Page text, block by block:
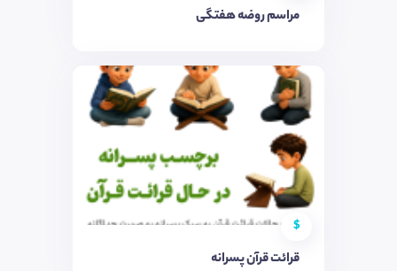
مراسم روضه هفتگی
$
قرائت قرآن پسرانه